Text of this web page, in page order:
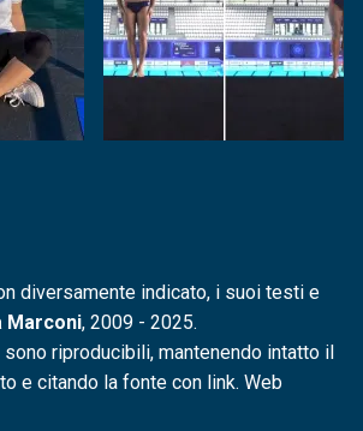
diversamente indicato, i suoi testi e
Marconi, 2009 - 2025.
riproducibili, mantenendo intatto il
e citando la fonte con link. Web